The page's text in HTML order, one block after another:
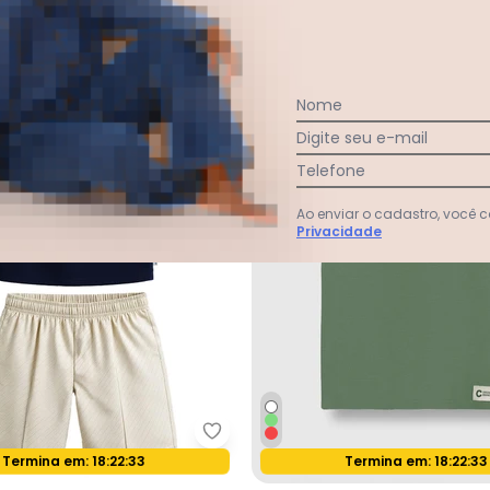
Patas na Trilha Azul Marinho
Malwee Kids - Conjunto
Oferta relâmpago
Termina em:18:22:31 Oferta relâmpago
Termina em:18:22:31
Nome
Digite seu e-mail
Telefone
Ao enviar o cadastro, você
Privacidade